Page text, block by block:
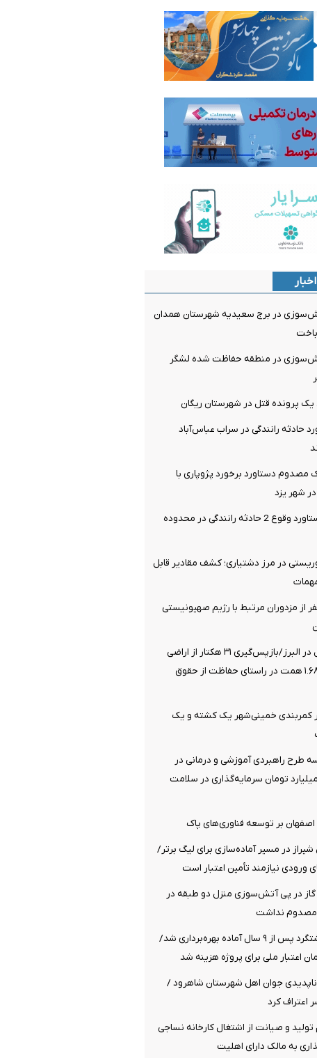
در برج سعیدیه شهرستان همدان
در منطقه حفاظت شده لشگر
یک پرونده قتل در شهرستان ریگان
حادثه رانندگی در سراب عباس‌آباد
دستاورد برخورد پژوپاری با
شهر یزد
14 مصدوم دستاورد وقوع 2 حادثه رانندگی در محدوده
در مرز دشتیاری؛ کشف مقادیر قابل
21 نفر از مزدوران مرتبط با رژیم صهیونیستی
صیانت از انفال در البرز/بازپس‌گیری ۳۱ هکتار از اراضی
ملی به ارزش ۱.۶۸ همت در راستای حفاظت از حقوق
کمربندی خمینی‌شهر یک کشته و یک
سه طرح راهبردی آموزشی و درمانی در
هزار میلیارد تومان سرمایه‌گذاری در سلامت
اصفهان بر توسعه فناوری‌های پاک
در مسیر آماده‌سازی برای لیگ برتر/
نیازمند تأمین اعتبار است
گاز در پی آتش‌سوزی منزل دو طبقه در
مصدوم نداشت
پل راه‌آهن هشتگرد پس از ۹ سال آماده بهره‌برداری شد/
جوان اهل شهرستان شاهرود /
اعتراف کرد
تولید و صیانت از اشتغال کارخانه نساجی
به مالک دارای اهلیت